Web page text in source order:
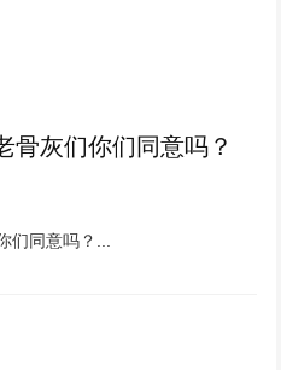
骨灰们你们同意吗？
们同意吗？...